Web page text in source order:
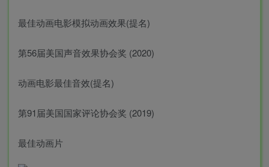
最佳动画电影模拟动画效果(提名)
第56届美国声音效果协会奖 (2020)
动画电影最佳音效(提名)
第91届美国国家评论协会奖 (2019)
最佳动画片